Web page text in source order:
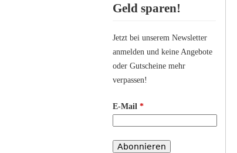
Geld sparen!
Jetzt bei unserem Newsletter
anmelden und keine Angebote
oder Gutscheine mehr
verpassen!
E-Mail *